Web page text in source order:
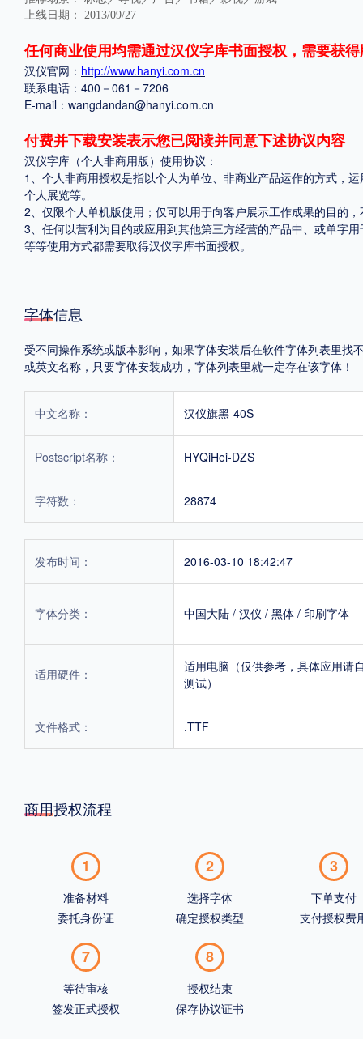
中国大陆 中国港澳台 更多
POP字体下载 字库打包下载 海报素材下载
字体新闻 字体文章 字体程序 字体人物 字体网站
上线日期： 2013/09/27
任何商业使用均需通过汉仪字库书面授权，需要获
汉仪官网： http://www.hanyi.com.cn
联系电话：400－061－7206
E-mail：wangdandan@hanyi.com.cn
付费并下载安装表示您已阅读并同意下述协议内容
汉仪字库（个人非商用版）使用协议：
1、个人非商用授权是指以个人为单位、非商业产品运作的方式，
个人展览等。
2、仅限个人单机版使用；仅可以用于向客户展示工作成果的目的
3、任何以营利为目的或应用到其他第三方经营的产品中、或单字
等等使用方式都需要取得汉仪字库书面授权。
字体信息
受不同操作系统或版本影响，如果字体安装后在软件字体列表里
或英文名称，只要字体安装成功，字体列表里就一定存在该字体！
中文名称： 汉仪旗黑-40S
Postscript名称： HYQiHei-DZS
字符数： 28874
发布时间： 2016-03-10 18:42:47
字体分类： 中国大陆 / 汉仪 / 黑体 / 印刷字体
适用硬件：
适用电脑（仅供参考，具体应用请
测试）
文件格式： .TTF
商用授权流程
1
准备材料
委托身份证
2
选择字体
确定授权类型
3
下单支付
支付授权费
7
等待审核
签发正式授权
8
授权结束
保存协议证书